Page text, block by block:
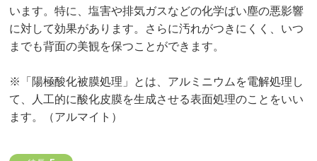
います。特に、塩害や排気ガスなどの化学ばい塵の悪影響
に対して効果があります。さらに汚れがつきにくく、いつ
までも背面の美観を保つことができます。
※「陽極酸化被膜処理」とは、アルミニウムを電解処理し
て、人工的に酸化皮膜を生成させる表面処理のことをいい
ます。（アルマイト）